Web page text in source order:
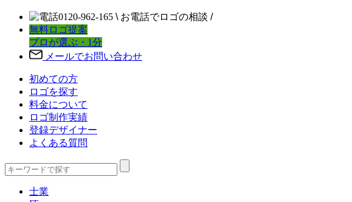
0120-962-165 \ お電話でロゴの相談 /
無料ロゴ提案
プロが選ぶ・1分
メールでお問い合わせ
初めての方
ロゴを探す
料金について
ロゴ制作実績
登録デザイナー
よくある質問
士業